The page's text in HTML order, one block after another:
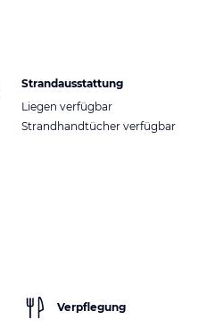
Strandausstattung
Liegen verfügbar
Strandhandtücher verfügbar
Verpflegung